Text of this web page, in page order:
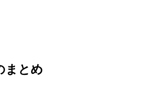
まとめ